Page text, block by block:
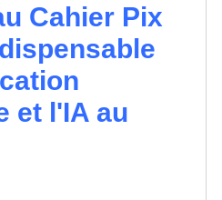
Cahier Pix
et l'IA au